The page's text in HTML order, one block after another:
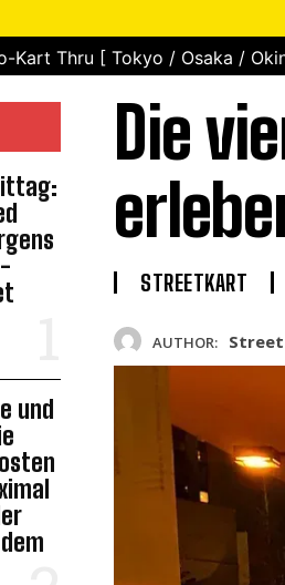
Kart Thru [ Tokyo / Osaka /
und
Die
STREETKART
AUTHOR: